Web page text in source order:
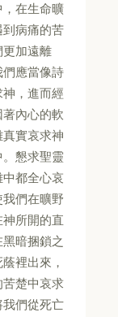
在生命曠
病痛的苦
加遠離
應當像詩
，進而經
內心的軟
實哀求神
懇求聖靈
都全心哀
們在曠野
所開的直
暗捆鎖之
裡出來，
楚中哀求
們從死亡